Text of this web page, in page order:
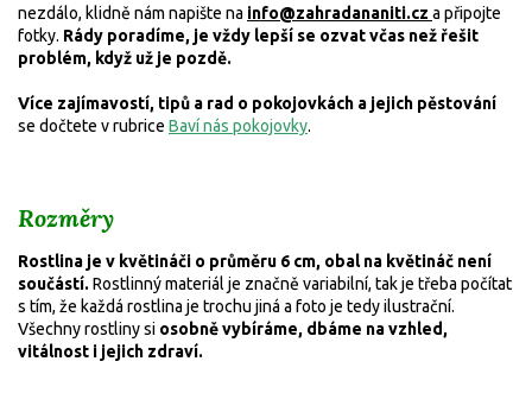
nezdálo, klidně nám napište na info@zahradananiti.cz a připojte
fotky. Rády poradíme, je vždy lepší se ozvat včas než řešit
problém, když už je pozdě.
Více zajímavostí, tipů a rad o pokojovkách a jejich pěstování
se dočtete v rubrice Baví nás pokojovky.
Rozměry
Rostlina je v květináči o průměru 6 cm, obal na květináč není
součástí. Rostlinný materiál je značně variabilní, tak je třeba počítat
s tím, že každá rostlina je trochu jiná a foto je tedy ilustrační.
Všechny rostliny si osobně vybíráme, dbáme na vzhled,
vitálnost i jejich zdraví.